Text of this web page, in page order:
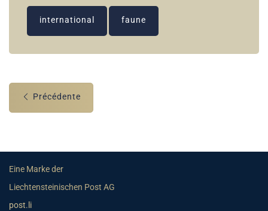
international faune
Précédente
Eine Marke der
Liechtensteinischen Post AG
post.li